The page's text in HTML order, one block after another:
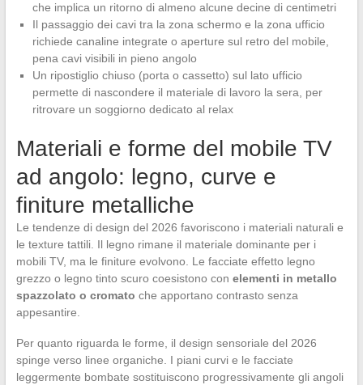
che implica un ritorno di almeno alcune decine di centimetri
Il passaggio dei cavi tra la zona schermo e la zona ufficio
richiede canaline integrate o aperture sul retro del mobile,
pena cavi visibili in pieno angolo
Un ripostiglio chiuso (porta o cassetto) sul lato ufficio
permette di nascondere il materiale di lavoro la sera, per
ritrovare un soggiorno dedicato al relax
Materiali e forme del mobile TV
ad angolo: legno, curve e
finiture metalliche
Le tendenze di design del 2026 favoriscono i materiali naturali e
le texture tattili. Il legno rimane il materiale dominante per i
mobili TV, ma le finiture evolvono. Le facciate effetto legno
grezzo o legno tinto scuro coesistono con elementi in metallo
spazzolato o cromato che apportano contrasto senza
appesantire.
Per quanto riguarda le forme, il design sensoriale del 2026
spinge verso linee organiche. I piani curvi e le facciate
leggermente bombate sostituiscono progressivamente gli angoli